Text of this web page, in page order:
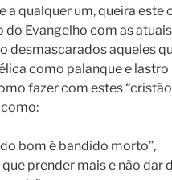
a qualquer um, queira este
do Evangelho com as
desmascarados aqueles
como palanque e
fazer com estes
bom é bandido morto”,
que prender mais e não dar